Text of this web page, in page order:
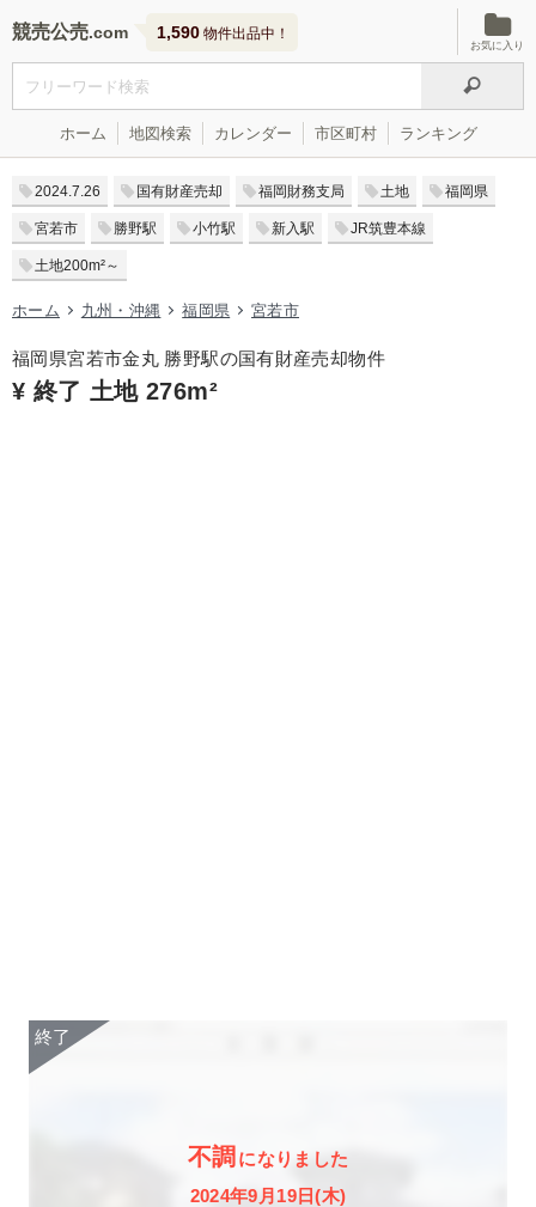
競売公売 1,590 物件出品中！
お気に入り
ホーム 地図検索 カレンダー 市区町村 ランキング
2024.7.26 国有財産売却 福岡財務支局 土地 福岡県
宮若市 勝野駅 小竹駅 新入駅 JR筑豊本線
土地200m²～
ホーム 九州・沖縄 福岡県 宮若市
福岡県宮若市金丸 勝野駅の国有財産売却物件
¥ 終了 土地 276m²
不調 になりました
2024年9月19日(木)